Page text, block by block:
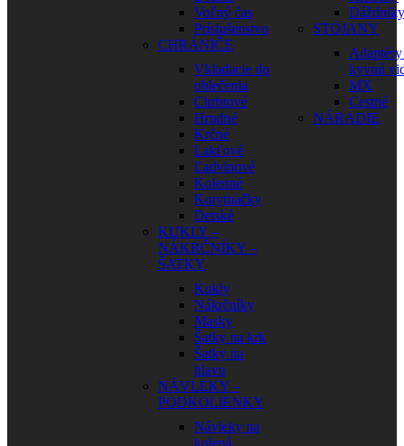
Voľný čas
Príslušenstvo
CHRÁNIČE
Vkladacie do
oblečenia
Chrbtové
Hrudné
Krčné
Lakťové
Ľadvinové
Kolenné
Korytnačky
Detské
KUKLY –
NÁKRČNÍKY –
ŠATKY
Kukly
Nákrčníky
Masky
Šatky na krk
Šatky na
hlavu
NÁVLEKY –
PODKOLIENKY
Návleky na
Dáždniky
STOJANY
kyvnú
MX
Cestné
NÁRADIE